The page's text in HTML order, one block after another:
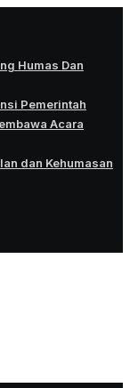
Humas Dan
Pemerintah
Acara
dan Kehumasan